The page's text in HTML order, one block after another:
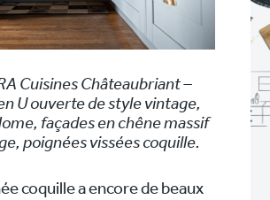
Cuisines Châteaubriant –
U ouverte de style vintage,
façades en chêne massif
poignées vissées coquille.
coquille a encore de beaux